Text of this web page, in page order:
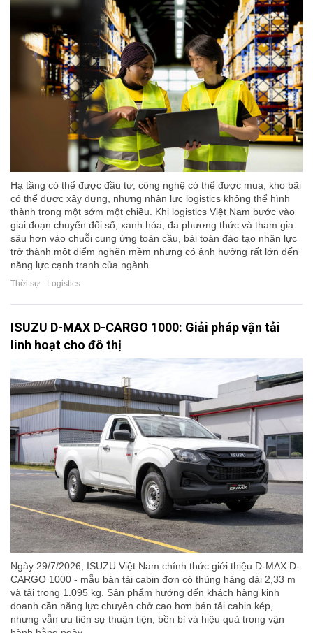
Hạ tầng có thể được đầu tư, công nghệ có thể được mua, kho bãi
có thể được xây dựng, nhưng nhân lực logistics không thể hình
thành trong một sớm một chiều. Khi logistics Việt Nam bước vào
giai đoạn chuyển đổi số, xanh hóa, đa phương thức và tham gia
sâu hơn vào chuỗi cung ứng toàn cầu, bài toán đào tạo nhân lực
trở thành một điểm nghẽn mềm nhưng có ảnh hưởng rất lớn đến
năng lực cạnh tranh của ngành.
Thời sự - Logistics
ISUZU D-MAX D-CARGO 1000: Giải pháp vận tải
linh hoạt cho đô thị
Ngày 29/7/2026, ISUZU Việt Nam chính thức giới thiệu D-MAX D-
CARGO 1000 - mẫu bán tải cabin đơn có thùng hàng dài 2,33 m
và tải trọng 1.095 kg. Sản phẩm hướng đến khách hàng kinh
doanh cần năng lực chuyên chở cao hơn bán tải cabin kép,
nhưng vẫn ưu tiên sự thuận tiện, bền bỉ và hiệu quả trong vận